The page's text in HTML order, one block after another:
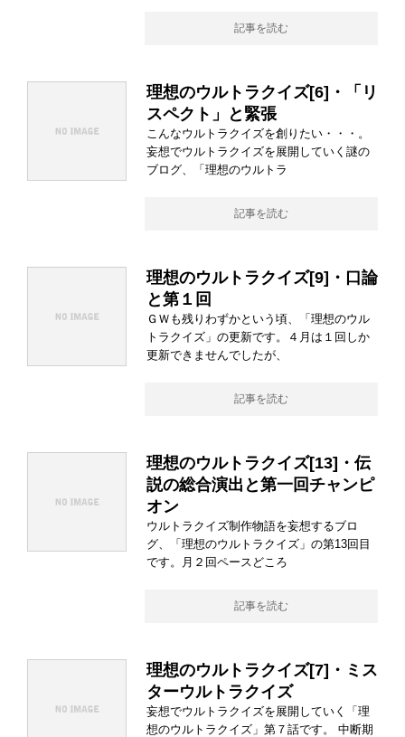
記事を読む
理想のウルトラクイズ[6]・「リ
スペクト」と緊張
こんなウルトラクイズを創りたい・・・。
妄想でウルトラクイズを展開していく謎の
ブログ、「理想のウルトラ
記事を読む
理想のウルトラクイズ[9]・口論
と第１回
ＧＷも残りわずかという頃、「理想のウル
トラクイズ」の更新です。４月は１回しか
更新できませんでしたが、
記事を読む
理想のウルトラクイズ[13]・伝
説の総合演出と第一回チャンピ
オン
ウルトラクイズ制作物語を妄想するブロ
グ、「理想のウルトラクイズ」の第13回目
です。月２回ペースどころ
記事を読む
理想のウルトラクイズ[7]・ミス
ターウルトラクイズ
妄想でウルトラクイズを展開していく「理
想のウルトラクイズ」第７話です。 中断期